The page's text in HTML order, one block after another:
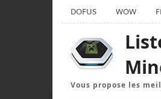
DOFUS WOW
Vous propose les